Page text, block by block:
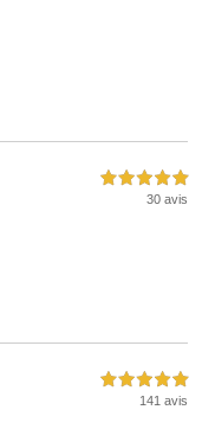
5,0 étoiles sur 5
30 avis
5,0 étoiles sur 5
141 avis